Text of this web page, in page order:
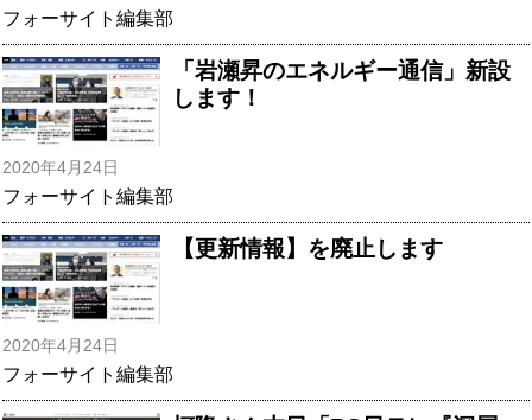
フォーサイト編集部
「岩瀬昇のエネルギー通信」新設
します！
2020年4月24日
フォーサイト編集部
【更新情報】を廃止します
2020年4月24日
フォーサイト編集部